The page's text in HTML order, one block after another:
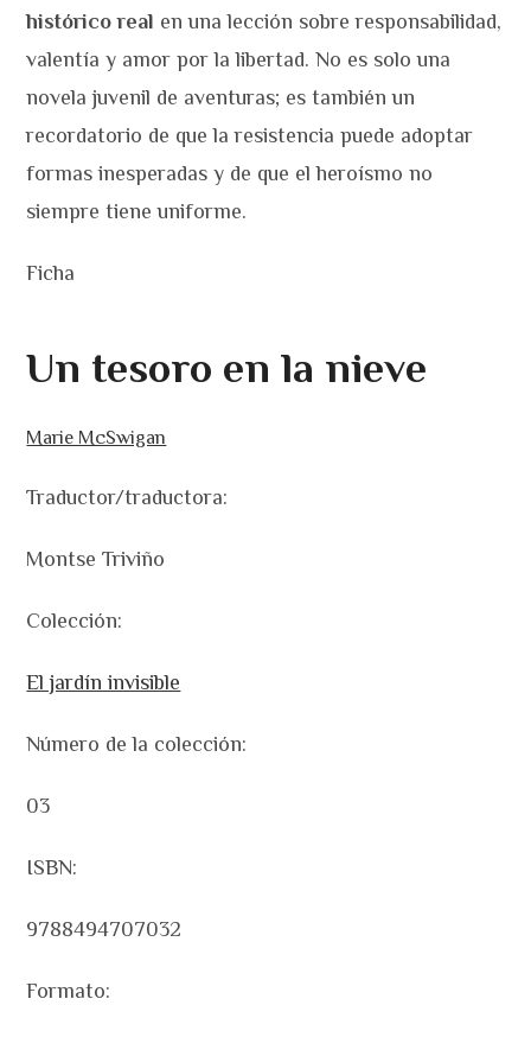
histórico real en una lección sobre responsabilidad,
valentía y amor por la libertad. No es solo una
novela juvenil de aventuras; es también un
recordatorio de que la resistencia puede adoptar
formas inesperadas y de que el heroísmo no
siempre tiene uniforme.
Ficha
Un tesoro en la nieve
Marie McSwigan
Traductor/traductora:
Montse Triviño
Colección:
El jardín invisible
Número de la colección:
03
ISBN:
9788494707032
Formato: